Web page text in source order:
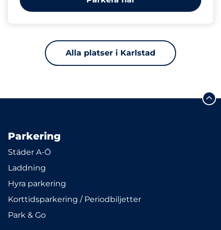
Alla platser i Karlstad
Parkering
Städer A-Ö
Laddning
Hyra parkering
Korttidsparkering / Periodbiljetter
Park & Go